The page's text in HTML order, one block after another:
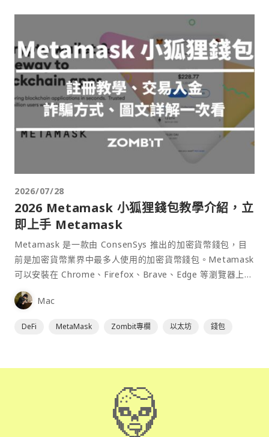
2026/07/28
2026 Metamask 小狐狸錢包教學介紹，立
即上手 Metamask
Metamask 是一款由 ConsenSys 推出的加密貨幣錢包，目
前是加密貨幣業界中最多人使用的加密貨幣錢包。Metamask
可以安裝在 Chrome、Firefox、Brave、Edge 等瀏覽器上作
為插件使用，具備許多功能且使用上非常方便。
Mac
DeFi MetaMask Zombit專欄 以太坊 錢包